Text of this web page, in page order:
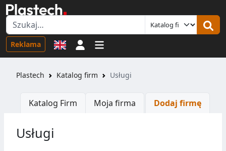
Reklama Logowanie
Plastech Katalog firm Usługi
Katalog Firm Moja firma Dodaj firmę
Usługi